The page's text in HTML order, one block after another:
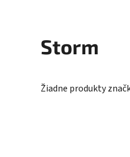
Storm
Žiadne produkty